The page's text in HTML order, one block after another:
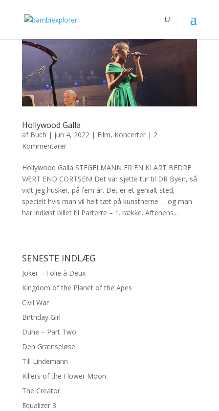
Hollywood Galla
af Buch | jun 4, 2022| Film, Koncerter| 2
Kommentarer
Hollywood Galla STEGELMANN ER EN KLART BEDRE
VÆRT END CORTSEN! Det var sjette tur til DR Byen, så
vidt jeg husker, på fem år. Det er et genialt sted,
specielt hvis man vil helt tæt på kunstnerne … og man
har indløst billet til Parterre – 1. række. Aftenens...
SENESTE INDLÆG
Joker – Folie à Deux
Kingdom of the Planet of the Apes
Civil War
Birthday Girl
Dune – Part Two
Den Grænseløse
Till Lindemann
Killers of the Flower Moon
The Creator
Equalizer 3